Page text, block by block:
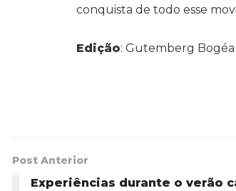
conquista de todo esse
Edição: Gutemberg Bogéa
Post Anterior
Experiências durante o verão